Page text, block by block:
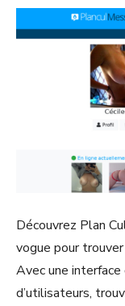
Découvrez Plan
vogue pour
Avec une
d’utilisateurs,